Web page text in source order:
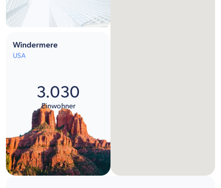
Windermere
USA
3.030
Einwohner